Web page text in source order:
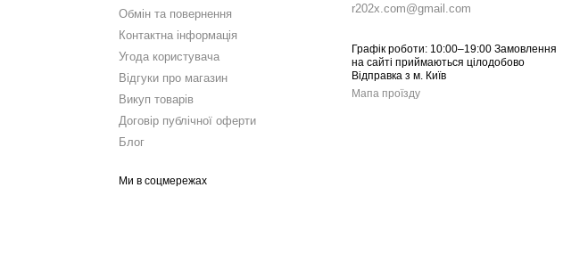
Обмін та повернення
Контактна інформація
Угода користувача
Відгуки про магазин
Викуп товарів
Договір публічної оферти
Блог
Ми в соцмережах
r202x.com@gmail.com
Графік роботи: 10:00–19:00 Замовлення
на сайті приймаються цілодобово
Відправка з м. Київ
Мапа проїзду